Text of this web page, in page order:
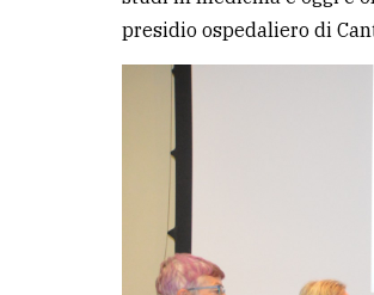
presidio ospedaliero di